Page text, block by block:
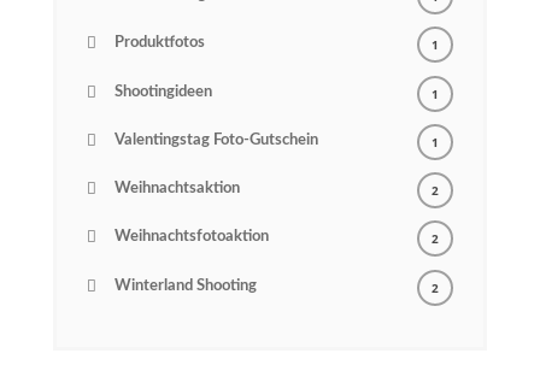
Produktfotos 1
Shootingideen 1
Valentingstag Foto-Gutschein 1
Weihnachtsaktion 2
Weihnachtsfotoaktion 2
Winterland Shooting 2